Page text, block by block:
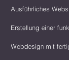
Ausführliches
Erstellung einer
Webdesign mit